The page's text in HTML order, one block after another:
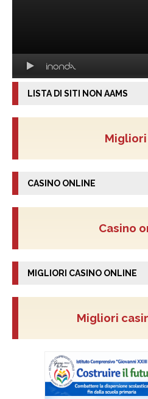
LISTA DI SITI NON AAMS
Migliori
CASINO ONLINE
Casino
MIGLIORI CASINO ONLINE
Migliori